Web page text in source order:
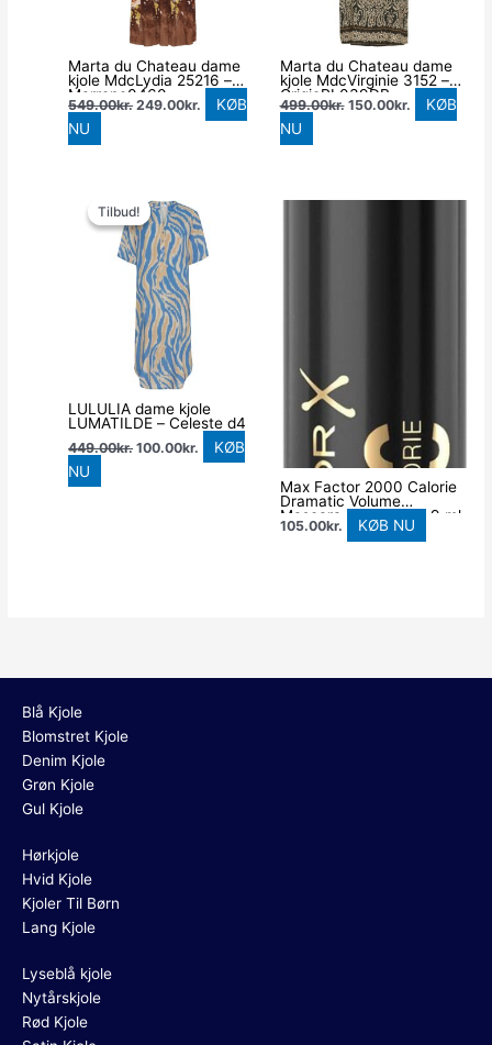
Marta du Chateau dame
kjole MdcLydia 25216 –
Marrone0460
549.00kr. 249.00kr.
KØB
NU
Marta du Chateau dame
kjole MdcVirginie 3152 –
GrigioPL039DB
499.00kr. 150.00kr.
KØB
NU
Tilbud!
Tilbud!
LULULIA dame kjole
LUMATILDE – Celeste d4
449.00kr.
oprindelige
pris
var:
449.00kr..
100.00kr.
pris
er:
100.00kr..
KØB
NU
Max Factor 2000 Calorie
Dramatic Volume
Mascara, 004 Navy, 9 ml
105.00kr. KØB NU
Blå Kjole
Blomstret Kjole
Denim Kjole
Grøn Kjole
Gul Kjole
Hørkjole
Hvid Kjole
Kjoler Til Børn
Lang Kjole
Lyseblå kjole
Nytårskjole
Rød Kjole